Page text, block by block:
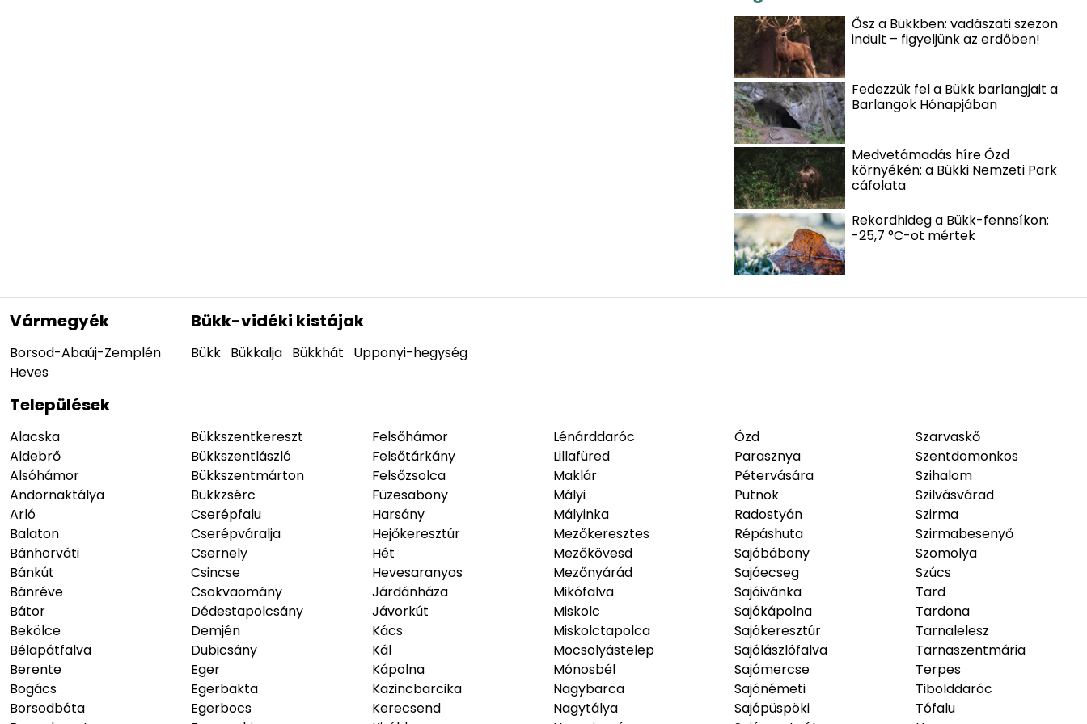
Ősz a Bükkben: vadászati szezon
indult – figyeljünk az erdőben!
Fedezzük fel a Bükk barlangjait a
Barlangok Hónapjában
Medvetámadás híre Ózd
környékén: a Bükki Nemzeti Park
cáfolata
Rekordhideg a Bükk-fennsíkon:
-25,7 °C-ot mértek
Vármegyék
Borsod-Abaúj-Zemplén
Heves
Bükk-vidéki kistájak
Bükk Bükkalja Bükkhát Upponyi-hegység
Települések
Alacska
Aldebrő
Alsóhámor
Andornaktálya
Arló
Balaton
Bánhorváti
Bánkút
Bánréve
Bátor
Bekölce
Bélapátfalva
Berente
Bogács
Borsodbóta
Bükkszentkereszt
Bükkszentlászló
Bükkszentmárton
Bükkzsérc
Cserépfalu
Cserépváralja
Csernely
Csincse
Csokvaomány
Dédestapolcsány
Demjén
Dubicsány
Eger
Egerbakta
Egerbocs
Felsőhámor
Felsőtárkány
Felsőzsolca
Füzesabony
Harsány
Hejőkeresztúr
Hét
Hevesaranyos
Járdánháza
Jávorkút
Kács
Kál
Kápolna
Kazincbarcika
Kerecsend
Lénárddaróc
Lillafüred
Maklár
Mályi
Mályinka
Mezőkeresztes
Mezőkövesd
Mezőnyárád
Mikófalva
Miskolc
Miskolctapolca
Mocsolyástelep
Mónosbél
Nagybarca
Nagytálya
Ózd
Parasznya
Pétervására
Putnok
Radostyán
Répáshuta
Sajóbábony
Sajóecseg
Sajóivánka
Sajókápolna
Sajókeresztúr
Sajólászlófalva
Sajómercse
Sajónémeti
Sajópüspöki
Szarvaskő
Szentdomonkos
Szihalom
Szilvásvárad
Szirma
Szirmabesenyő
Szomolya
Szúcs
Tard
Tardona
Tarnalelesz
Tarnaszentmária
Terpes
Tibolddaróc
Tófalu